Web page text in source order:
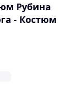
Рубина
- Костюм